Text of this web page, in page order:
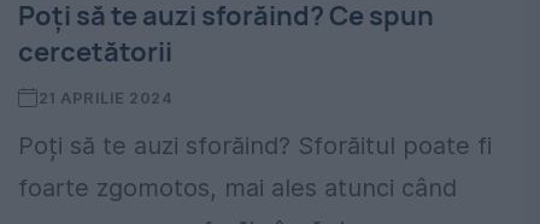
Poți să te auzi sforăind? Ce spun
cercetătorii
21 APRILIE 2024
Poți să te auzi sforăind? Sforăitul poate fi
foarte zgomotos, mai ales atunci când